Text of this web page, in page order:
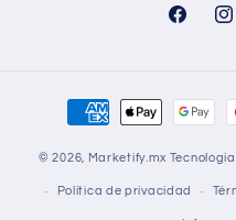
Facebook
Formas
pago
© 2026, Marketify.mx
Política de privacidad